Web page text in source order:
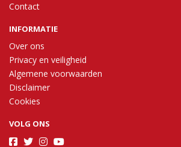
Contact
INFORMATIE
Over ons
Privacy en veiligheid
Algemene voorwaarden
Disclaimer
Cookies
VOLG ONS